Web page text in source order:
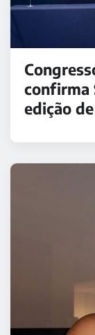
confirma
edição